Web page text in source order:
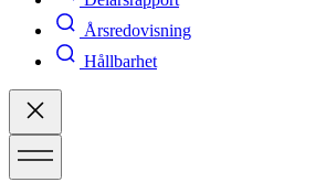
Årsredovisning
Hållbarhet